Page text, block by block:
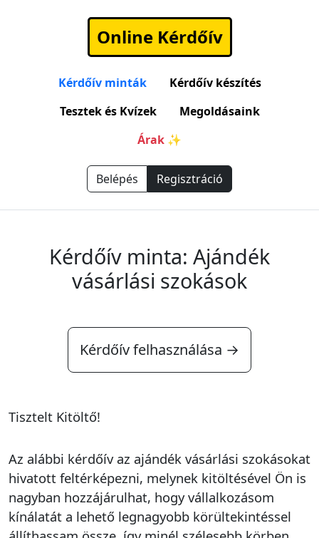
Online Kérdőív
Kérdőív minták
Kérdőív készítés
Tesztek és Kvízek
Megoldásaink
Árak ✨
Belépés Regisztráció
Kérdőív minta: Ajándék
vásárlási szokások
Kérdőív felhasználása →
Tisztelt Kitöltő!
Az alábbi kérdőív az ajándék vásárlási szokásokat
hivatott feltérképezni, melynek kitöltésével Ön is
nagyban hozzájárulhat, hogy vállalkozásom
kínálatát a lehető legnagyobb körültekintéssel